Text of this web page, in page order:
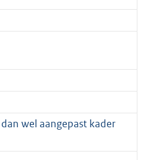
wel aangepast kader